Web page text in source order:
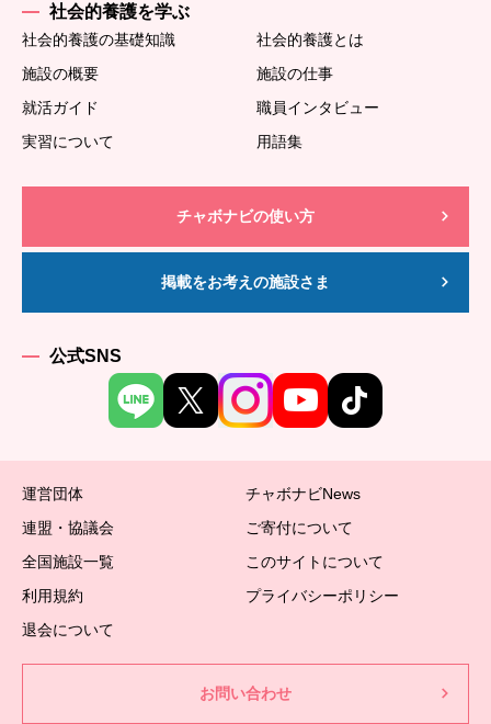
社会的養護を学ぶ
社会的養護の基礎知識
社会的養護とは
施設の概要
施設の仕事
就活ガイド
職員インタビュー
実習について
用語集
チャボナビの使い方
掲載をお考えの施設さま
公式SNS
運営団体
チャボナビNews
連盟・協議会
ご寄付について
全国施設一覧
このサイトについて
利用規約
プライバシーポリシー
退会について
お問い合わせ